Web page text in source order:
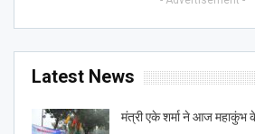
Latest News
मंत्री एके शर्मा ने आज महाकुंभ